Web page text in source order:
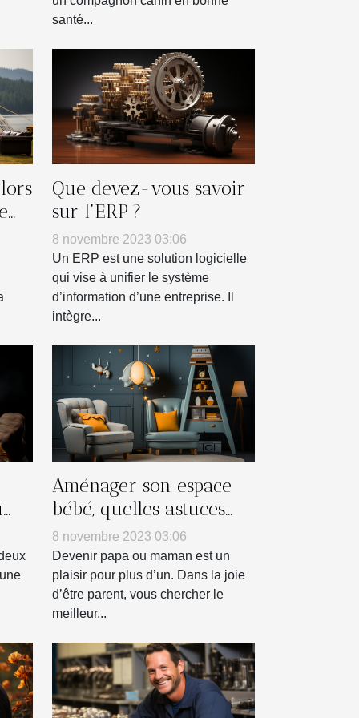
santé...
Que devez-vous savoir
sur l’ERP ?
8 novembre 2023 03:06
Un ERP est une solution logicielle
qui vise à unifier le système
d’information d’une entreprise. Il
intègre...
Aménager son espace
bébé, quelles astuces
pour déco ?
8 novembre 2023 03:06
Devenir papa ou maman est un
plaisir pour plus d’un. Dans la joie
d’être parent, vous chercher le
meilleur...